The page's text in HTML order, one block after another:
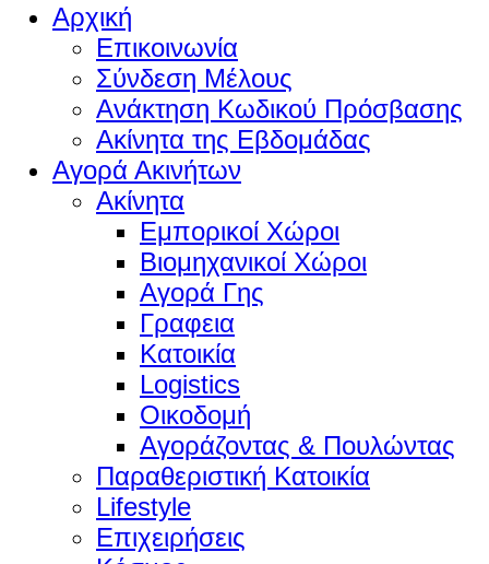
Αρχική
Επικοινωνία
Σύνδεση Μέλους
Ανάκτηση Κωδικού Πρόσβασης
Ακίνητα της Εβδομάδας
Αγορά Ακινήτων
Ακίνητα
Εμπορικοί Χώροι
Βιομηχανικοί Χώροι
Αγορά Γης
Γραφεια
Κατοικία
Logistics
Οικοδομή
Αγοράζοντας & Πουλώντας
Παραθεριστική Κατοικία
Lifestyle
Επιχειρήσεις